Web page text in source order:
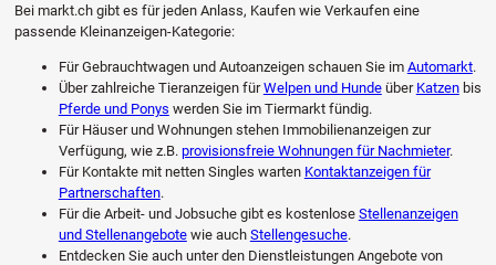
Bei markt.ch gibt es für jeden Anlass, Kaufen wie Verkaufen eine
passende Kleinanzeigen-Kategorie:
Für Gebrauchtwagen und Autoanzeigen schauen Sie im Automarkt.
Über zahlreiche Tieranzeigen fürWelpen und Hundeüber Katzenbis
Pferde und Ponys werden Sie im Tiermarkt fündig.
Für Häuser und Wohnungen stehen Immobilienanzeigen zur
Verfügung, wie z.B. provisionsfreie Wohnungen für Nachmieter.
Für Kontakte mit netten Singles warten Kontaktanzeigen für
Partnerschaften.
Für die Arbeit- und Jobsuche gibt es kostenlose Stellenanzeigen
und Stellenangebotewie auch Stellengesuche.
Entdecken Sie auch unter den Dienstleistungen Angebote von